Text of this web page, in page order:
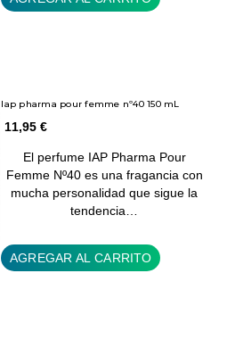
Iap pharma pour femme nº40 150 mL
11,95 €
El perfume IAP Pharma Pour
Femme Nº40 es una fragancia con
mucha personalidad que sigue la
tendencia…
AGREGAR AL CARRITO